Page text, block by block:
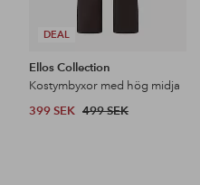
DEAL
Ellos Collection
Kostymbyxor med hög midja
399 SEK 499 SEK